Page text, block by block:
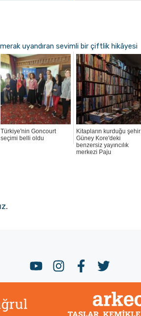
merak uyandıran sevimli bir çiftlik hikâyesi
Türkiye'nin Goncourt
seçimi belli oldu
Kitapların kurduğu
Güney Kore'deki
benzersiz yayıncılık
merkezi Paju
.